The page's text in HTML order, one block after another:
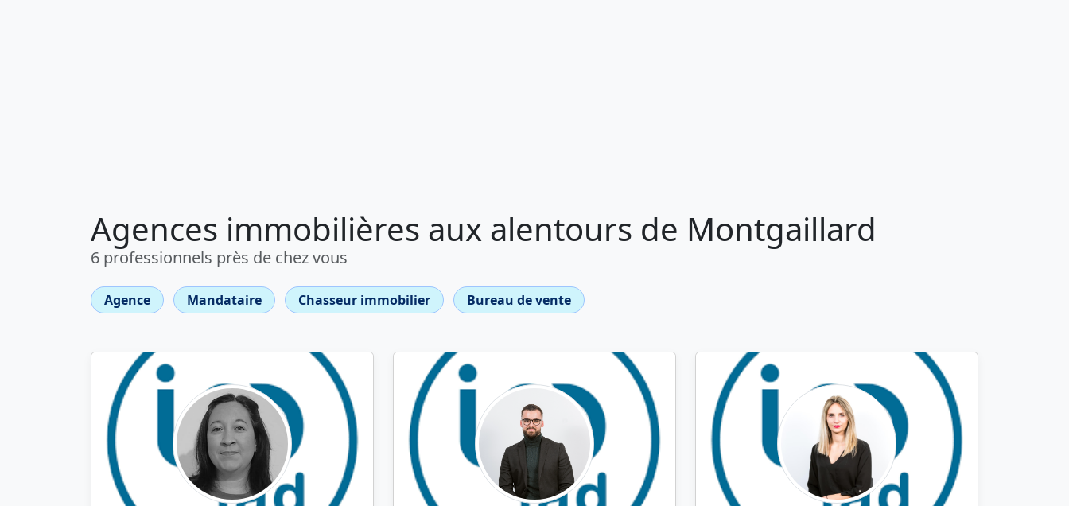
Agences immobilières aux alentours de Montgaillard
6 professionnels près de chez vous
Agence Mandataire Chasseur immobilier Bureau de vente